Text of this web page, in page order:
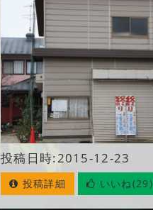
投稿日時:2015-12-23
投稿詳細 いいね(29)